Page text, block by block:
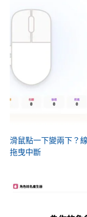
滑鼠點一下變兩下？
拖曳中斷